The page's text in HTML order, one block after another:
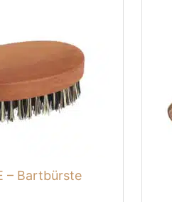
– Bartbürste